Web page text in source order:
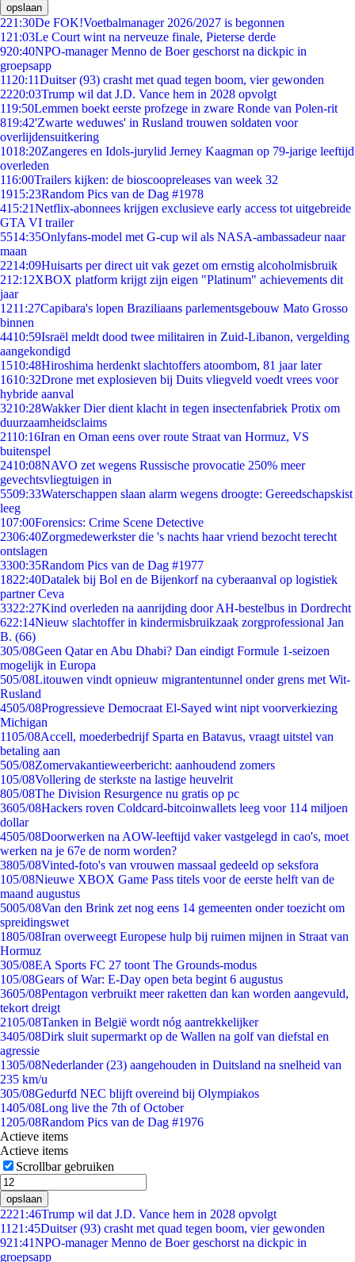
opslaan
221:30De FOK!Voetbalmanager 2026/2027 is begonnen
1 21:03Le Court wint na nerveuze finale, Pieterse derde
920:40NPO-manager Menno de Boer geschorst na dickpic in
groepsapp
11 20:11Duitser (93) crasht met quad tegen boom, vier gewonden
2220:03Trump wil dat J.D. Vance hem in 2028 opvolgt
119:50Lemmen boekt eerste profzege in zware Ronde van Polen-rit
819:42'Zwarte weduwes' in Rusland trouwen soldaten voor
overlijdensuitkering
1018:20Zangeres en Idols-jurylid Jerney Kaagman op 79-jarige leeftijd
overleden
116:00Trailers kijken: de bioscoopreleases van week 32
1915:23Random Pics van de Dag #1978
415:21Netflix-abonnees krijgen exclusieve early access tot uitgebreide
GTA VI trailer
5514:35Onlyfans-model met G-cup wil als NASA-ambassadeur naar
maan
2214:09Huisarts per direct uit vak gezet om ernstig alcoholmisbruik
212:12XBOX platform krijgt zijn eigen "Platinum" achievements dit
jaar
1211:27Capibara's lopen Braziliaans parlementsgebouw Mato Grosso
binnen
4410:59Israël meldt dood twee militairen in Zuid-Libanon, vergelding
aangekondigd
1510:48Hiroshima herdenkt slachtoffers atoombom, 81 jaar later
1610:32Drone met explosieven bij Duits vliegveld voedt vrees voor
hybride aanval
3210:28Wakker Dier dient klacht in tegen insectenfabriek Protix om
duurzaamheidsclaims
2110:16Iran en Oman eens over route Straat van Hormuz, VS
buitenspel
2410:08NAVO zet wegens Russische provocatie 250% meer
gevechtsvliegtuigen in
5509:33Waterschappen slaan alarm wegens droogte: Gereedschapskist
leeg
107:00Forensics: Crime Scene Detective
2306:40Zorgmedewerkster die 's nachts haar vriend bezocht terecht
ontslagen
3300:35Random Pics van de Dag #1977
1822:40Datalek bij Bol en de Bijenkorf na cyberaanval op logistiek
partner Ceva
3322:27Kind overleden na aanrijding door AH-bestelbus in Dordrecht
622:14Nieuw slachtoffer in kindermisbruikzaak zorgprofessional Jan
B. (66)
305/08Geen Qatar en Abu Dhabi? Dan eindigt Formule 1-seizoen
mogelijk in Europa
505/08Litouwen vindt opnieuw migrantentunnel onder grens met Wit-
Rusland
4505/08Progressieve Democraat El-Sayed wint nipt voorverkiezing
Michigan
1105/08Accell, moederbedrijf Sparta en Batavus, vraagt uitstel van
betaling aan
505/08Zomervakantieweerbericht: aanhoudend zomers
105/08Vollering de sterkste na lastige heuvelrit
805/08The Division Resurgence nu gratis op pc
3605/08Hackers roven Coldcard-bitcoinwallets leeg voor 114 miljoen
dollar
4505/08Doorwerken na AOW-leeftijd vaker vastgelegd in cao's, moet
werken na je 67e de norm worden?
3805/08Vinted-foto's van vrouwen massaal gedeeld op seksfora
105/08Nieuwe XBOX Game Pass titels voor de eerste helft van de
maand augustus
5005/08Van den Brink zet nog eens 14 gemeenten onder toezicht om
spreidingswet
1805/08Iran overweegt Europese hulp bij ruimen mijnen in Straat van
Hormuz
305/08EA Sports FC 27 toont The Grounds-modus
105/08Gears of War: E-Day open beta begint 6 augustus
3605/08Pentagon verbruikt meer raketten dan kan worden aangevuld,
tekort dreigt
2105/08Tanken in België wordt nóg aantrekkelijker
3405/08Dirk sluit supermarkt op de Wallen na golf van diefstal en
agressie
1305/08Nederlander (23) aangehouden in Duitsland na snelheid van
235 km/u
305/08Gedurfd NEC blijft overeind bij Olympiakos
1405/08Long live the 7th of October
1205/08Random Pics van de Dag #1976
Actieve items
Actieve items
Scrollbar gebruiken
opslaan
2221:46Trump wil dat J.D. Vance hem in 2028 opvolgt
11 21:45Duitser (93) crasht met quad tegen boom, vier gewonden
921:41NPO-manager Menno de Boer geschorst na dickpic in
groepsapp